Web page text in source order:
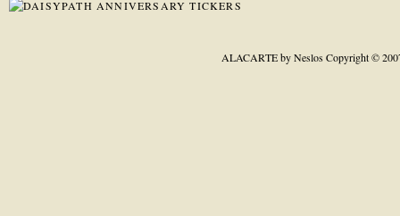
ALACARTE by NeslosCopyright ©